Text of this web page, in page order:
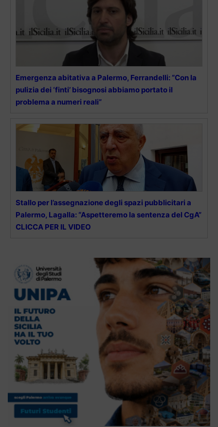
Emergenza abitativa a Palermo, Ferrandelli: “Con la
pulizia dei ‘finti’ bisognosi abbiamo portato il
problema a numeri reali”
Stallo per l’assegnazione degli spazi pubblicitari a
Palermo, Lagalla: “Aspetteremo la sentenza del CgA”
CLICCA PER IL VIDEO